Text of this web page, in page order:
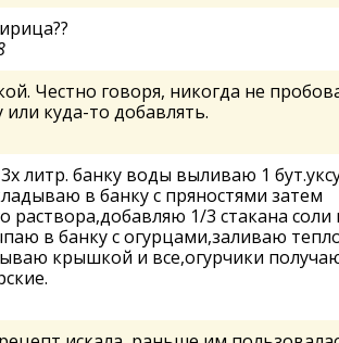
Честно говоря, никогда не
куда-то добавлять.
литр. банку воды выливаю 1
в банку с пряностями затем
раствора,добавляю 1/3 стакана соли
в банку с огурцами,заливаю
крышкой и все,огурчики